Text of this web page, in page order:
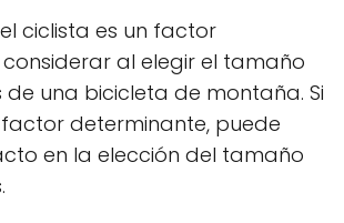
ciclista es un factor
al elegir el tamaño
una bicicleta de montaña. Si
factor determinante, puede
en la elección del tamaño